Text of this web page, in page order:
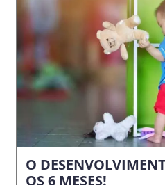
O
OS 6 MESES!